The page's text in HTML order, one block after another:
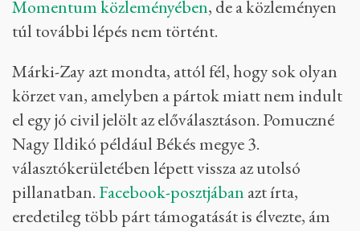
Momentum közleményében, de a közleményen
túl további lépés nem történt.
Márki-Zay azt mondta, attól fél, hogy sok olyan
körzet van, amelyben a pártok miatt nem indult
el egy jó civil jelölt az előválasztáson. Pomuczné
Nagy Ildikó például Békés megye 3.
választókerületében lépett vissza az utolsó
pillanatban. Facebook-posztjában azt írta,
eredetileg több párt támogatását is élvezte, ám